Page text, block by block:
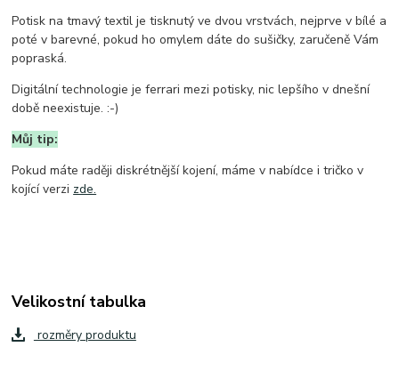
Potisk na tmavý textil je tisknutý ve dvou vrstvách, nejprve v bílé a
poté v barevné, pokud ho omylem dáte do sušičky, zaručeně Vám
popraská.
Digitální technologie je ferrari mezi potisky, nic lepšího v dnešní
době neexistuje. :-)
Můj tip:
Pokud máte raději diskrétnější kojení, máme v nabídce i tričko v
kojící verzi zde.
Velikostní tabulka
rozměry produktu